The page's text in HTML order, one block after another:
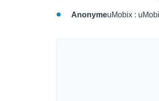
AnonymeuMobix :